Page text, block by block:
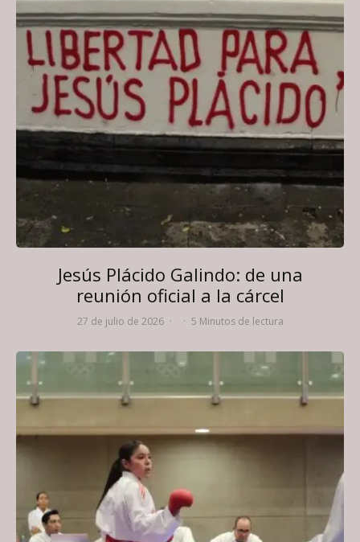
Jesús Plácido Galindo: de una
reunión oficial a la cárcel
27 de julio de 2026 · · 5 Minutos de lectura